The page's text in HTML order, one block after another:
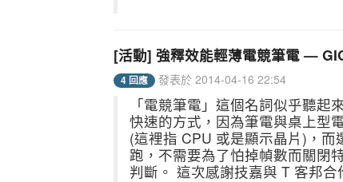
[活動] 強釋效能輕薄電競筆電 —
4 回應 發表於 2014-04-16 22:54
「電競筆電」這個名詞似乎聽
快速的方式，因為筆電與桌上型
(這裡指 CPU 或是顯示晶片)，
跑，不需要為了怕掉幀數而關閉
判斷。 這次感謝技嘉與 T 客邦